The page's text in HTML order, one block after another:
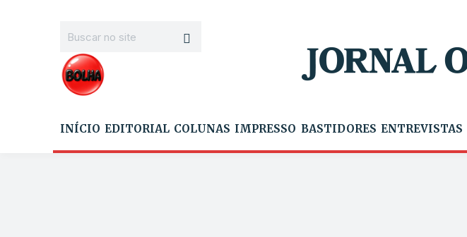
INÍCIO EDITORIAL COLUNAS IMPRESSO BASTIDORES ENTREVISTAS